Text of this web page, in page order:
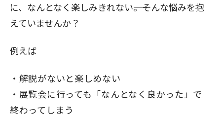
に、なんとなく楽しみきれない――。そんな悩みを抱
えていませんか？
例えば
解説がないと楽しめない
展覧会に行っても「なんとなく良かった」で
終わってしまう